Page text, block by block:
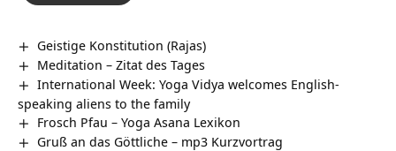
Geistige Konstitution (Rajas)
Meditation – Zitat des Tages
International Week: Yoga Vidya welcomes English-
speaking aliens to the family
Frosch Pfau – Yoga Asana Lexikon
Gruß an das Göttliche – mp3 Kurzvortrag